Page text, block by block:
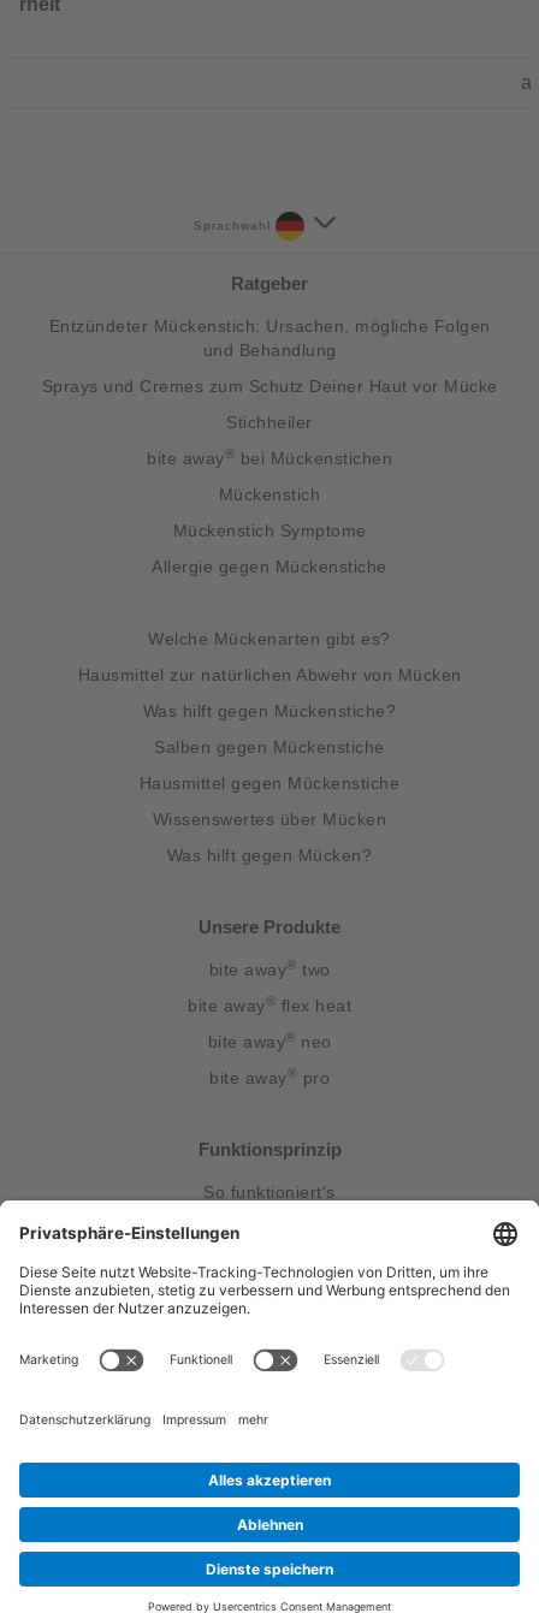
Sprachwahl
Ratgeber
Entzündeter Mückenstich: Ursachen, mögliche Folgen
und Behandlung
Sprays und Cremes zum Schutz Deiner Haut vor Mücke
Stichheiler
bite away® bei Mückenstichen
Mückenstich
Mückenstich Symptome
Allergie gegen Mückenstiche
Welche Mückenarten gibt es?
Hausmittel zur natürlichen Abwehr von Mücken
Was hilft gegen Mückenstiche?
Salben gegen Mückenstiche
Hausmittel gegen Mückenstiche
Wissenswertes über Mücken
Was hilft gegen Mücken?
Unsere Produkte
bite away® two
bite away® flex heat
bite away® neo
bite away® pro
Funktionsprinzip
So funktioniert's
Kontakt & Service
Gebrauchsanweisungen
Presse
Follow Us